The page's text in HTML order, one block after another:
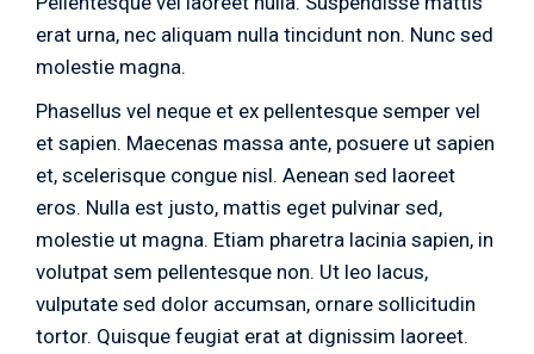
erat urna, nec aliquam nulla tincidunt non. Nunc sed
molestie magna.
Phasellus vel neque et ex pellentesque semper vel
et sapien. Maecenas massa ante, posuere ut sapien
et, scelerisque congue nisl. Aenean sed laoreet
eros. Nulla est justo, mattis eget pulvinar sed,
molestie ut magna. Etiam pharetra lacinia sapien, in
volutpat sem pellentesque non. Ut leo lacus,
vulputate sed dolor accumsan, ornare sollicitudin
tortor. Quisque feugiat erat at dignissim laoreet.